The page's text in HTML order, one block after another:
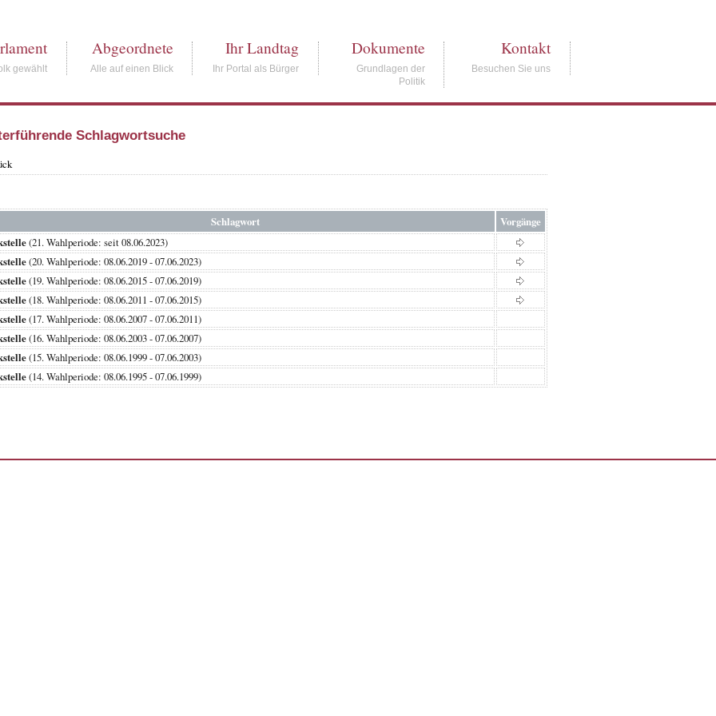
gewählt
Abgeordnete
Alle auf einen Blick
Ihr Landtag
Ihr Portal als Bürger
Dokumente
Grundlagen der
Politik
Kontakt
Besuchen Sie uns
Schlagwortsuche
Schlagwort
Vorgänge
(21. Wahlperiode: seit 08.06.2023)
(20. Wahlperiode: 08.06.2019 - 07.06.2023)
(19. Wahlperiode: 08.06.2015 - 07.06.2019)
(18. Wahlperiode: 08.06.2011 - 07.06.2015)
(17. Wahlperiode: 08.06.2007 - 07.06.2011)
(16. Wahlperiode: 08.06.2003 - 07.06.2007)
(15. Wahlperiode: 08.06.1999 - 07.06.2003)
(14. Wahlperiode: 08.06.1995 - 07.06.1999)